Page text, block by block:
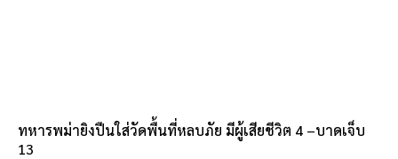
ทหารพม่ายิงปืนใส่วัดพื้นที่หลบภัย มีผู้เสียชีวิต 4 –บาดเจ็บ
13